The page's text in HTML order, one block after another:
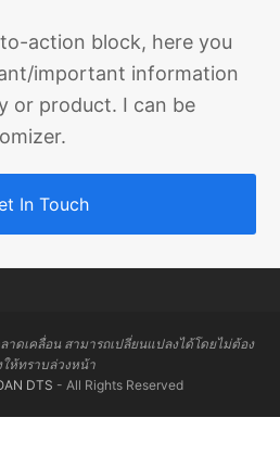
action block, here you
important information
or product. I can be
In Touch
าดเคลื่อน สามารถเปลี่ยนแปลงได้โดยไม่ต้อง
ให้ทราบล่วงหน้า
DTS - All Rights Reserved